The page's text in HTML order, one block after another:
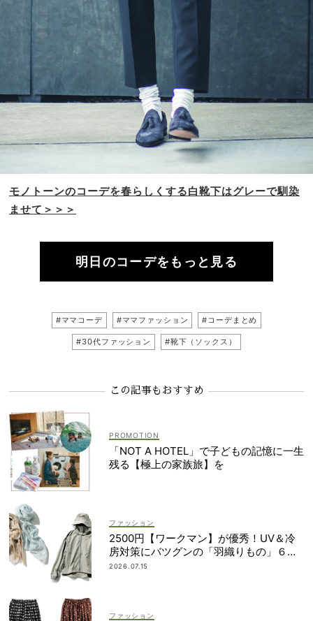
モノトーンのコーデを春らしくする白靴下はグレーで馴染
ませて＞＞＞
明日のコーデをもっと見る
#ママコーデ #ママファッション #コーデまとめ
#30代ファッション #靴下（ソックス）
この記事もおすすめ
「NOT A HOTEL」で子どもの記憶に一生
残る【極上の家族旅】を
ファッション
2500円【ワークマン】が優秀！UV＆冷
房対策にバツグンの「羽織りもの」６選
＜水際、旅行etc.＞
2026.07.15
ファッション